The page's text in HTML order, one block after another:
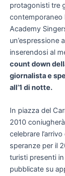
protagonisti tre
contemporaneo
Academy
un’espressione
inserendosi al
count down
giornalista e
all’1 di notte.
In piazza del
2010
celebrare
speranze per il
turisti presenti
pubblicate su